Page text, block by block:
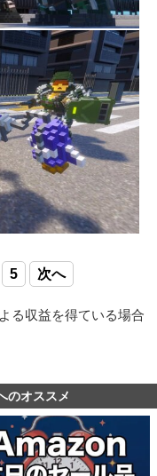
5 次へ
る収益を得ている場合
のオススメ